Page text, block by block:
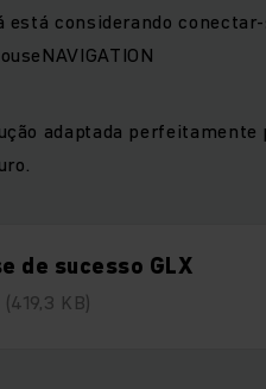
está considerando
adaptada
de sucesso GLX
(419,3 KB)